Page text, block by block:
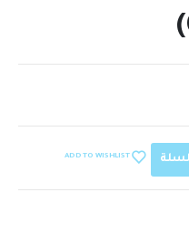
ADD TO WISHLIST